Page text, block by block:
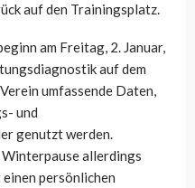
auf den Trainingsplatz.
am Freitag, 2. Januar,
auf dem
umfassende Daten,
und
genutzt werden.
allerdings
persönlichen